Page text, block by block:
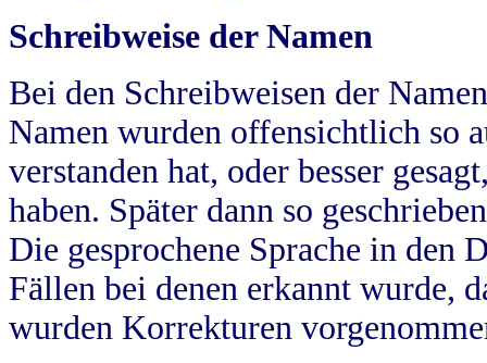
Schreibweise der Namen
Bei den Schreibweisen der
Namen wurden offensichtlich so
verstanden hat, oder besser
haben. Später dann so
Die gesprochene Sprache in
Fällen bei denen erkannt wurde,
wurden Korrekturen